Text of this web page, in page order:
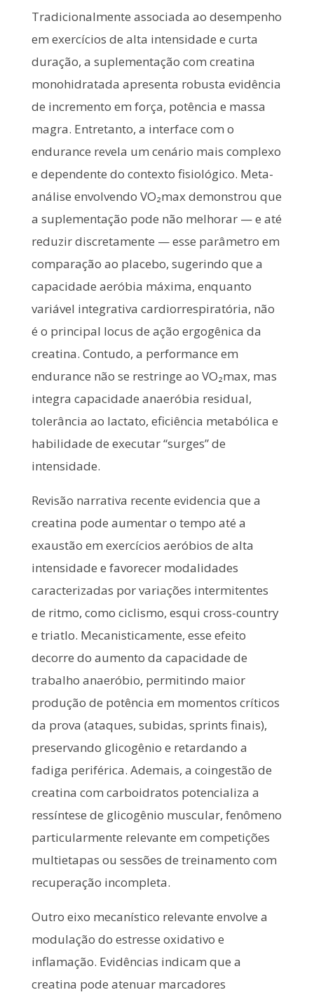
Tradicionalmente associada ao desempenho
em exercícios de alta intensidade e curta
duração, a suplementação com creatina
monohidratada apresenta robusta evidência
de incremento em força, potência e massa
magra. Entretanto, a interface com o
endurance revela um cenário mais complexo
e dependente do contexto fisiológico. Meta-
análise envolvendo VO₂max demonstrou que
a suplementação pode não melhorar — e até
reduzir discretamente — esse parâmetro em
comparação ao placebo, sugerindo que a
capacidade aeróbia máxima, enquanto
variável integrativa cardiorrespiratória, não
é o principal locus de ação ergogênica da
creatina. Contudo, a performance em
endurance não se restringe ao VO₂max, mas
integra capacidade anaeróbia residual,
tolerância ao lactato, eficiência metabólica e
habilidade de executar “surges” de
intensidade.
Revisão narrativa recente evidencia que a
creatina pode aumentar o tempo até a
exaustão em exercícios aeróbios de alta
intensidade e favorecer modalidades
caracterizadas por variações intermitentes
de ritmo, como ciclismo, esqui cross-country
e triatlo. Mecanisticamente, esse efeito
decorre do aumento da capacidade de
trabalho anaeróbio, permitindo maior
produção de potência em momentos críticos
da prova (ataques, subidas, sprints finais),
preservando glicogênio e retardando a
fadiga periférica. Ademais, a coingestão de
creatina com carboidratos potencializa a
ressíntese de glicogênio muscular, fenômeno
particularmente relevante em competições
multietapas ou sessões de treinamento com
recuperação incompleta.
Outro eixo mecanístico relevante envolve a
modulação do estresse oxidativo e
inflamação. Evidências indicam que a
creatina pode atenuar marcadores